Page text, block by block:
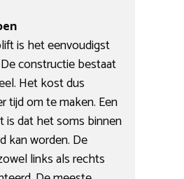
is het eenvoudigst
constructie bestaat
Het kost dus
tijd om te maken. Een
dat het soms binnen
kan worden. De
links als rechts